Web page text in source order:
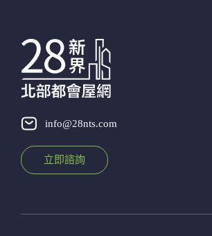
info@28nts.com
立即諮詢